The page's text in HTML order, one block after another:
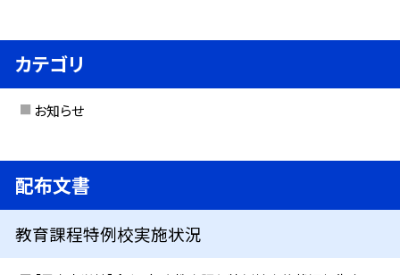
カテゴリ
お知らせ
配布文書
教育課程特例校実施状況